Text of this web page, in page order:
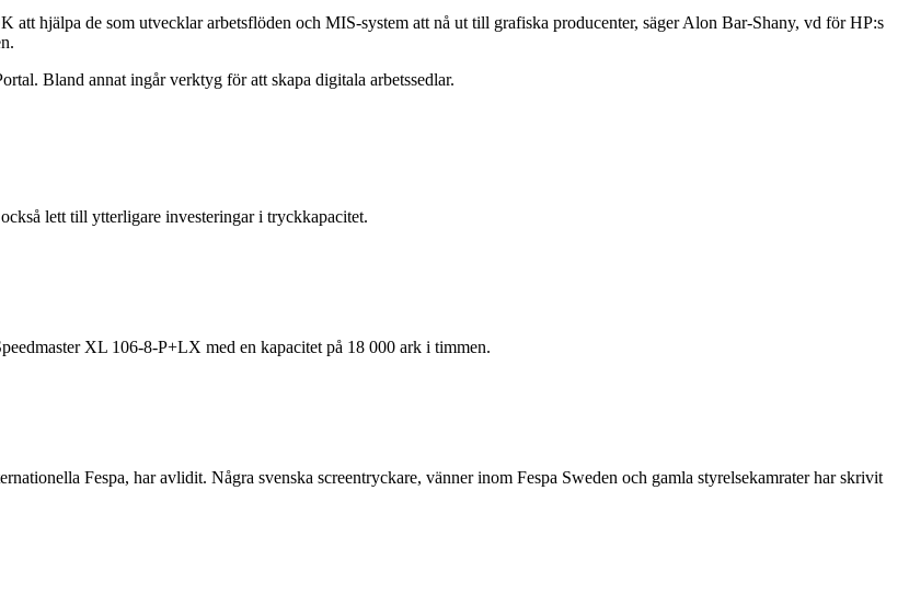
hjälpa de som utvecklar arbetsflöden och MIS-system att nå ut till grafiska producenter, säger Alon Bar-Shany, vd för HP:s
Bland annat ingår verktyg för att skapa digitala arbetssedlar.
lett till ytterligare investeringar i tryckkapacitet.
XL 106-8-P+LX med en kapacitet på 18 000 ark i timmen.
Fespa, har avlidit. Några svenska screentryckare, vänner inom Fespa Sweden och gamla styrelsekamrater har skrivit